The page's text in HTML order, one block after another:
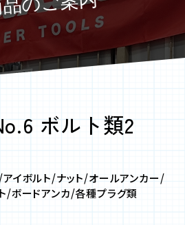
ボルト類2
イボルト/ナット/オールアンカー/
/ボードアンカ/各種プラグ類